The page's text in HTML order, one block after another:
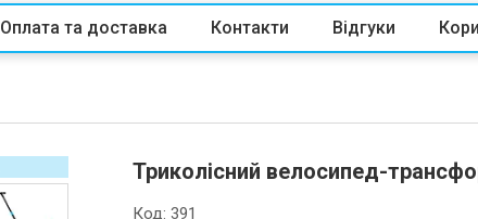
Оплата та доставка Контакти Відгуки
Триколісний велосипед-
Код:391